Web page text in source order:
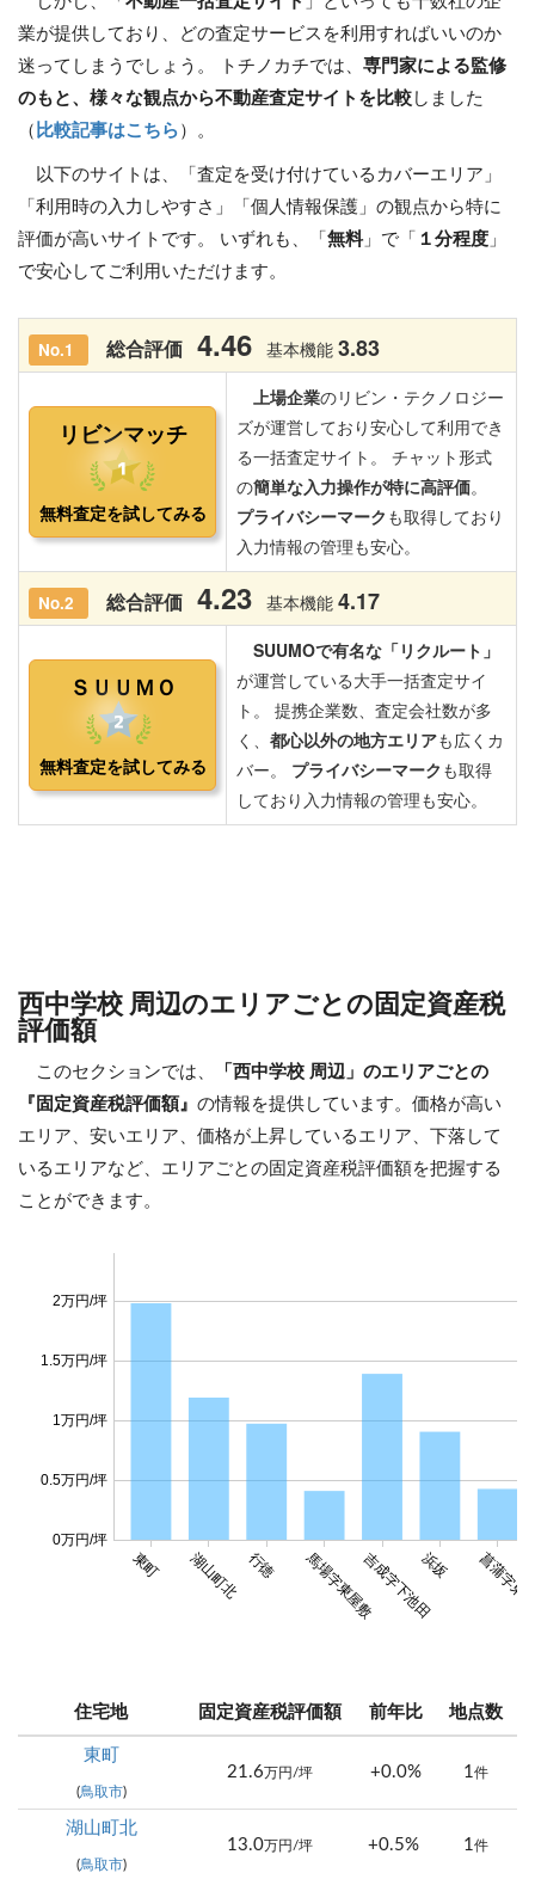
業が提供しており、どの査定サービスを利用すればいいのか
迷ってしまうでしょう。 トチノカチでは、 専門家による監修
のもと、様々な観点から不動産査定サイトを比較 しました
（ 比較記事はこちら ）。
以下のサイトは、「査定を受け付けているカバーエリア」
「利用時の入力しやすさ」「個人情報保護」の観点から特に
評価が高いサイトです。 いずれも、「 無料」で「 １分程度 」
で安心してご利用いただけます。
西中学校 周辺のエリアごとの固定資産税
評価額
このセクションでは、
「西中学校 周辺」のエリアごとの
『固定資産税評価額』 の情報を提供しています。価格が高い
エリア、安いエリア、価格が上昇しているエリア、下落して
いるエリアなど、エリアごとの固定資産税評価額を把握する
ことができます。
東町 湖山町北 行徳 馬場字東屋敷吉成字下池田浜坂 菖蒲字
0万円/坪
0.5万円/坪
1万円/坪
1.5万円/坪
2万円/坪
住宅地 固定資産税評価額 前年比 地点数
東町
(鳥取市)
21.6 万円/坪 +0.0% 1件
湖山町北
(鳥取市)
13.0万円/坪 +0.5% 1件